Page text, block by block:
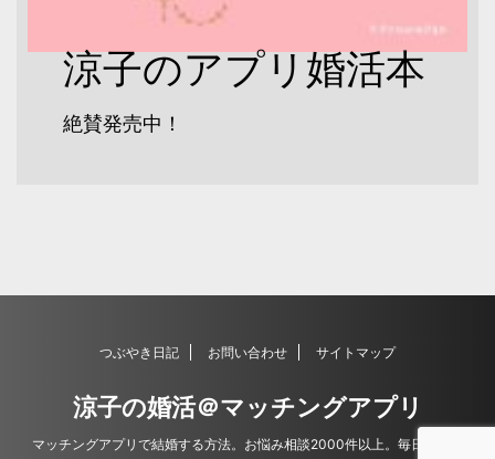
涼子のアプリ婚活本
絶賛発売中！
つぶやき日記 お問い合わせ サイトマップ
涼子の婚活＠マッチングアプリ
マッチングアプリで結婚する方法。お悩み相談2000件以上。毎日更新。